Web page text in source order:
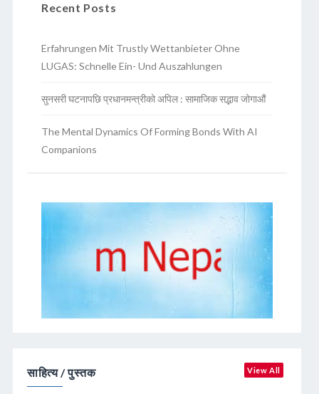
Recent Posts
Erfahrungen Mit Trustly Wettanbieter Ohne
LUGAS: Schnelle Ein- Und Auszahlungen
सुनसरी घटनापछि प्रधानमन्त्रीको अपिल : सामाजिक सद्भाव जोगाऔं
The Mental Dynamics Of Forming Bonds With AI
Companions
साहित्य / पुस्तक View All